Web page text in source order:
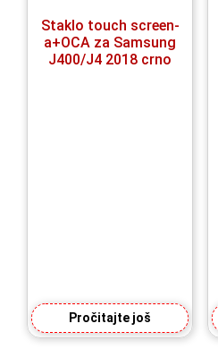
Staklo touch screen-
a+OCA za Samsung
J400/J4 2018 crno
Pročitajte još